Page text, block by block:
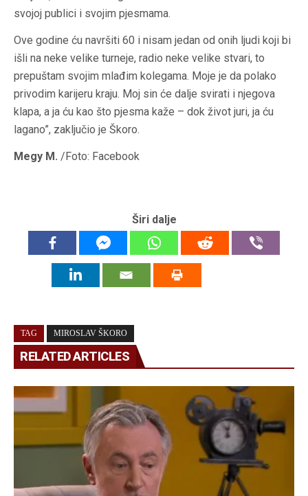
svojoj publici i svojim pjesmama.
Ove godine ću navršiti 60 i nisam jedan od onih ljudi koji bi
išli na neke velike turneje, radio neke velike stvari, to
prepuštam svojim mlađim kolegama. Moje je da polako
privodim karijeru kraju. Moj sin će dalje svirati i njegova
klapa, a ja ću kao što pjesma kaže – dok život juri, ja ću
lagano”, zaključio je Škoro.
Megy M. /Foto: Facebook
Širi dalje
TAG MIROSLAV ŠKORO
RELATED ARTICLES